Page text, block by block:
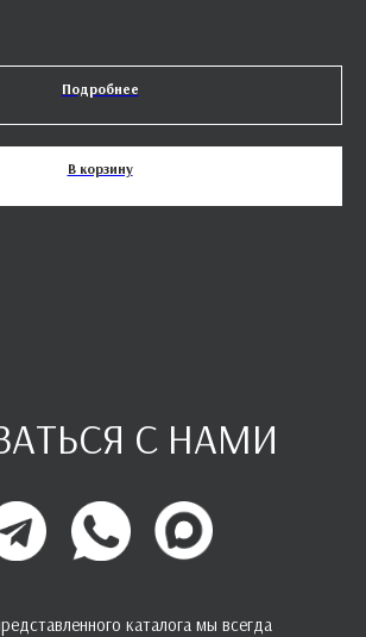
Подробнее
В корзину
С НАМИ
каталога мы всегда